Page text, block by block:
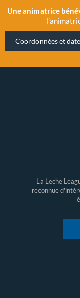
Une animatrice
Coordonnées et
La Leche
reconnue